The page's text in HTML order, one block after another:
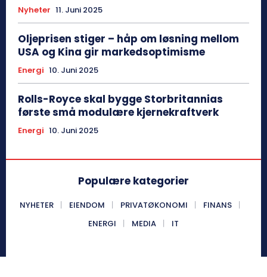
Nyheter 11. Juni 2025
Oljeprisen stiger – håp om løsning mellom
USA og Kina gir markedsoptimisme
Energi 10. Juni 2025
Rolls-Royce skal bygge Storbritannias
første små modulære kjernekraftverk
Energi 10. Juni 2025
Populære kategorier
NYHETER EIENDOM PRIVATØKONOMI
FINANS
ENERGI
MEDIA IT